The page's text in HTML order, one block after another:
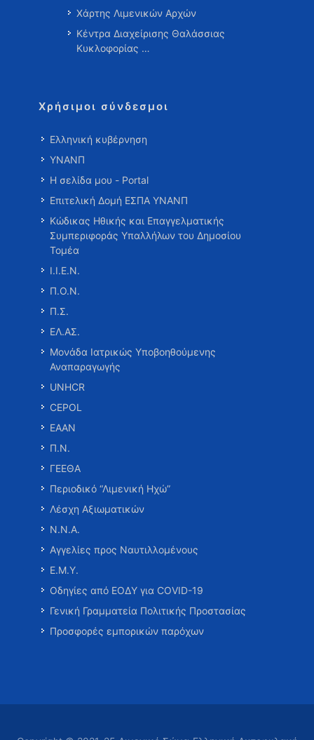
Χάρτης Λιμενικών Αρχών
Κέντρα Διαχείρισης Θαλάσσιας
Κυκλοφορίας …
Χρήσιμοι σύνδεσμοι
Ελληνική κυβέρνηση
ΥΝΑΝΠ
Η σελίδα μου - Portal
Επιτελική Δομή ΕΣΠΑ ΥΝΑΝΠ
Κώδικας Ηθικής και Επαγγελματικής
Συμπεριφοράς Υπαλλήλων του Δημοσίου
Τομέα
Ι.Ι.Ε.Ν.
Π.Ο.Ν.
Π.Σ.
ΕΛ.ΑΣ.
Μονάδα Ιατρικώς Υποβοηθούμενης
Αναπαραγωγής
UNHCR
CEPOL
ΕΑΑΝ
Π.Ν.
ΓΕΕΘΑ
Περιοδικό “Λιμενική Ηχώ”
Λέσχη Αξιωματικών
Ν.Ν.Α.
Αγγελίες προς Ναυτιλλομένους
Ε.Μ.Υ.
Οδηγίες από ΕΟΔΥ για COVID-19
Γενική Γραμματεία Πολιτικής Προστασίας
Προσφορές εμπορικών παρόχων